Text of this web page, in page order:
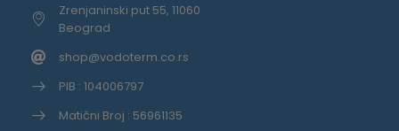
Zrenjaninski put 55, 11060
Beograd
shop@vodoterm.co.rs
PIB : 104006797
Matični Broj : 56961135